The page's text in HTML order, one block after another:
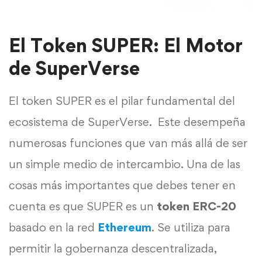
El Token SUPER: El Motor
de SuperVerse
El token SUPER es el pilar fundamental del
ecosistema de SuperVerse. Este desempeña
numerosas funciones que van más allá de ser
un simple medio de intercambio. Una de las
cosas más importantes que debes tener en
cuenta es que SUPER es un token ERC-20
basado en la red Ethereum. Se utiliza para
permitir la gobernanza descentralizada,